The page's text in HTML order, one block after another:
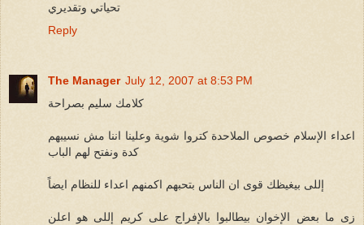
تحياتي وتقديري
Reply
The Manager July 12, 2007 at 8:53 PM
كلامك سليم بصراحة
اعداء الإسلام خصوص الملاحدة كتروا شوية وعلينا اننا مش نسيبهم
كدة ونفتح لهم الباب
إللى بيغيظك قوى ان الناس بتحبهم اكمنهم اعداء للنظام ايضاً
زى ما بعض الإخوان بيطالبوا بالإفراج على كريم إللى هو اعلن